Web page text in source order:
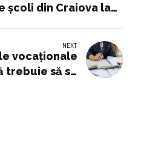
şcoli din Craiova la
NEXT
vocaționale
trebuie să se